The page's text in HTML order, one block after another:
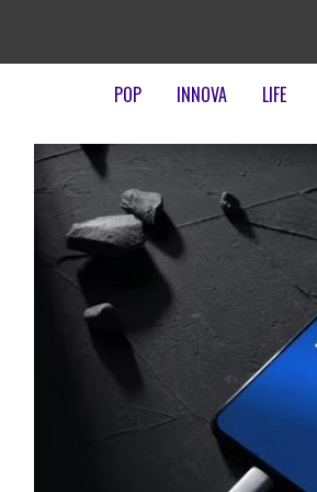
POP INNOVA LIFE